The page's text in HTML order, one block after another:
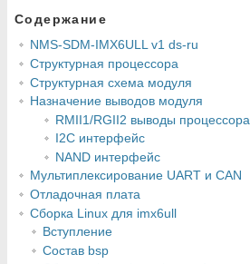
Содержание
NMS-SDM-IMX6ULL v1 ds-ru
Структурная процессора
Структурная схема модуля
Назначение выводов модуля
RMII1/RGII2 выводы процессора
I2C интерфейс
NAND интерфейс
Мультиплексирование UART и CAN
Отладочная плата
Cборка Linux для imx6ull
Вступление
Состав bsp